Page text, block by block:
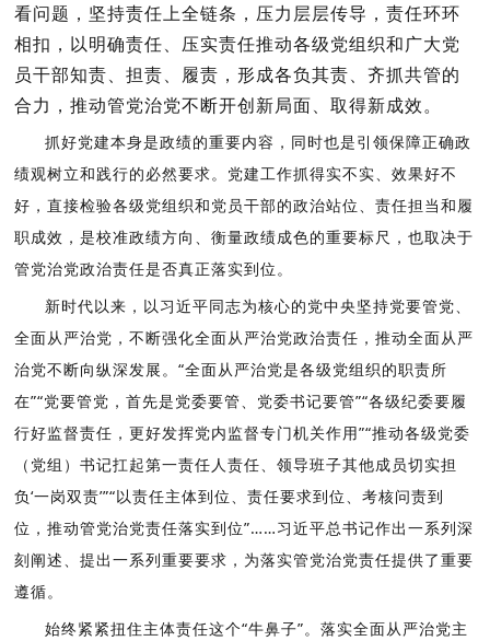
看问题，坚持责任上全链条，压力层层传导，责任环环
相扣，以明确责任、压实责任推动各级党组织和广大党
员干部知责、担责、履责，形成各负其责、齐抓共管的
合力，推动管党治党不断开创新局面、取得新成效。
抓好党建本身是政绩的重要内容，同时也是引领保障正确政
绩观树立和践行的必然要求。党建工作抓得实不实、效果好不
好，直接检验各级党组织和党员干部的政治站位、责任担当和履
职成效，是校准政绩方向、衡量政绩成色的重要标尺，也取决于
管党治党政治责任是否真正落实到位。
新时代以来，以习近平同志为核心的党中央坚持党要管党、
全面从严治党，不断强化全面从严治党政治责任，推动全面从严
治党不断向纵深发展。“全面从严治党是各级党组织的职责所
在”“党要管党，首先是党委要管、党委书记要管”“各级纪委要履
行好监督责任，更好发挥党内监督专门机关作用”“推动各级党委
（党组）书记扛起第一责任人责任、领导班子其他成员切实担
负‘一岗双责’”“以责任主体到位、责任要求到位、考核问责到
位，推动管党治党责任落实到位”……习近平总书记作出一系列深
刻阐述、提出一系列重要要求，为落实管党治党责任提供了重要
遵循。
始终紧紧扭住主体责任这个“牛鼻子”。落实全面从严治党主